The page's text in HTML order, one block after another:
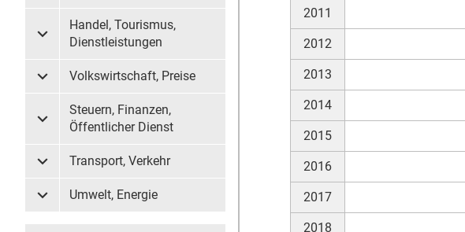
Untermenü Handel, Tourismus, Dienstleistungen
Handel, Tourismus,
Dienstleistungen
Untermenü Volkswirtschaft, Preise
Volkswirtschaft, Preise
Untermenü Steuern, Finanzen, Öffentlicher Dienst
Steuern, Finanzen,
Öffentlicher Dienst
Untermenü Transport, Verkehr
Transport, Verkehr
Untermenü Umwelt, Energie
Umwelt, Energie
2011
2012
2013
2014
2015
2016
2017
2018